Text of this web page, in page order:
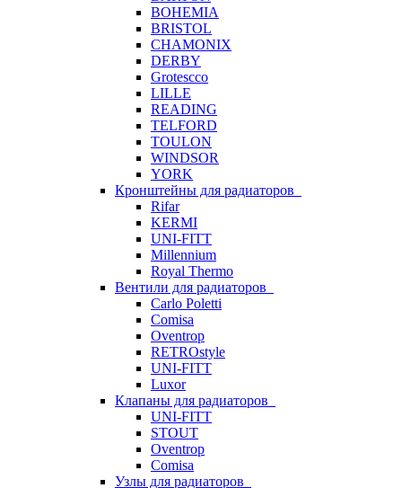
BOHEMIA
BRISTOL
CHAMONIX
DERBY
Grotescco
LILLE
READING
TELFORD
TOULON
WINDSOR
YORK
Кронштейны для радиаторов
Rifar
KERMI
UNI-FITT
Millennium
Royal Thermo
Вентили для радиаторов
Carlo Poletti
Comisa
Oventrop
RETROstyle
UNI-FITT
Luxor
Клапаны для радиаторов
UNI-FITT
STOUT
Oventrop
Comisa
Узлы для радиаторов